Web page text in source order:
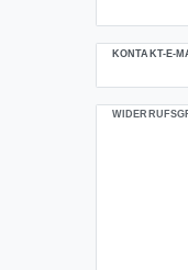
KONTAKT-E-